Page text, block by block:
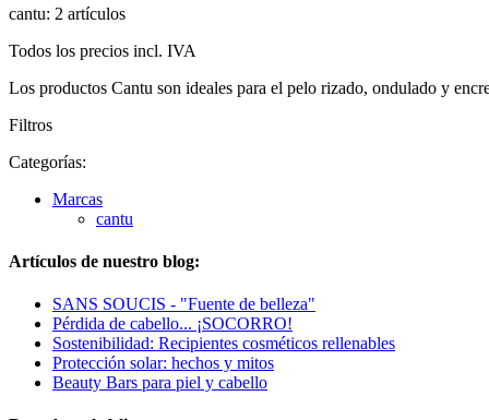
cantu: 2 artículos
Todos los precios incl. IVA
Los productos Cantu son ideales para el pelo rizado, ondulado y
Filtros
Categorías:
Marcas
cantu
Artículos de nuestro blog:
SANS SOUCIS - "Fuente de belleza"
Pérdida de cabello... ¡SOCORRO!
Sostenibilidad: Recipientes cosméticos rellenables
Protección solar: hechos y mitos
Beauty Bars para piel y cabello